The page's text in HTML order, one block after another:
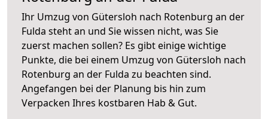
Ihr Umzug von Gütersloh nach Rotenburg an der
Fulda steht an und Sie wissen nicht, was Sie
zuerst machen sollen? Es gibt einige wichtige
Punkte, die bei einem Umzug von Gütersloh nach
Rotenburg an der Fulda zu beachten sind.
Angefangen bei der Planung bis hin zum
Verpacken Ihres kostbaren Hab & Gut.